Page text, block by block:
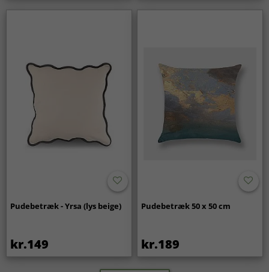
Pudebetræk - Yrsa (lys beige)
kr.149
Pudebetræk 50 x 50 cm
kr.189